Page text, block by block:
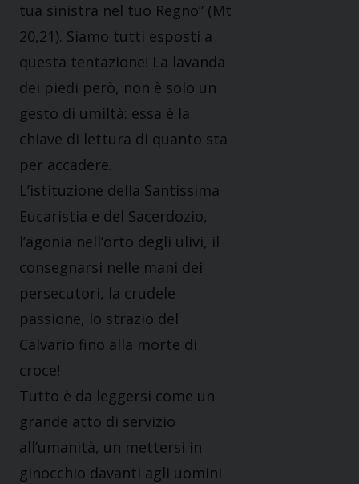
tua sinistra nel tuo Regno” (Mt
20,21). Siamo tutti esposti a
questa tentazione! La lavanda
dei piedi però, non è solo un
gesto di umiltà: essa è la
chiave di lettura di quanto sta
per accadere.
L’istituzione della Santissima
Eucaristia e del Sacerdozio,
l’agonia nell’orto degli ulivi, il
consegnarsi nelle mani dei
persecutori, la crudele
passione, lo strazio del
Calvario fino alla morte di
croce!
Tutto è da leggersi come un
grande atto di servizio
all’umanità, un mettersi in
ginocchio davanti agli uomini